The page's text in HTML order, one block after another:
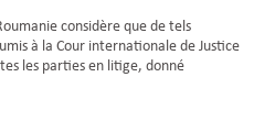
considère que de tels
à la Cour internationale de Justice
les parties en litige, donné